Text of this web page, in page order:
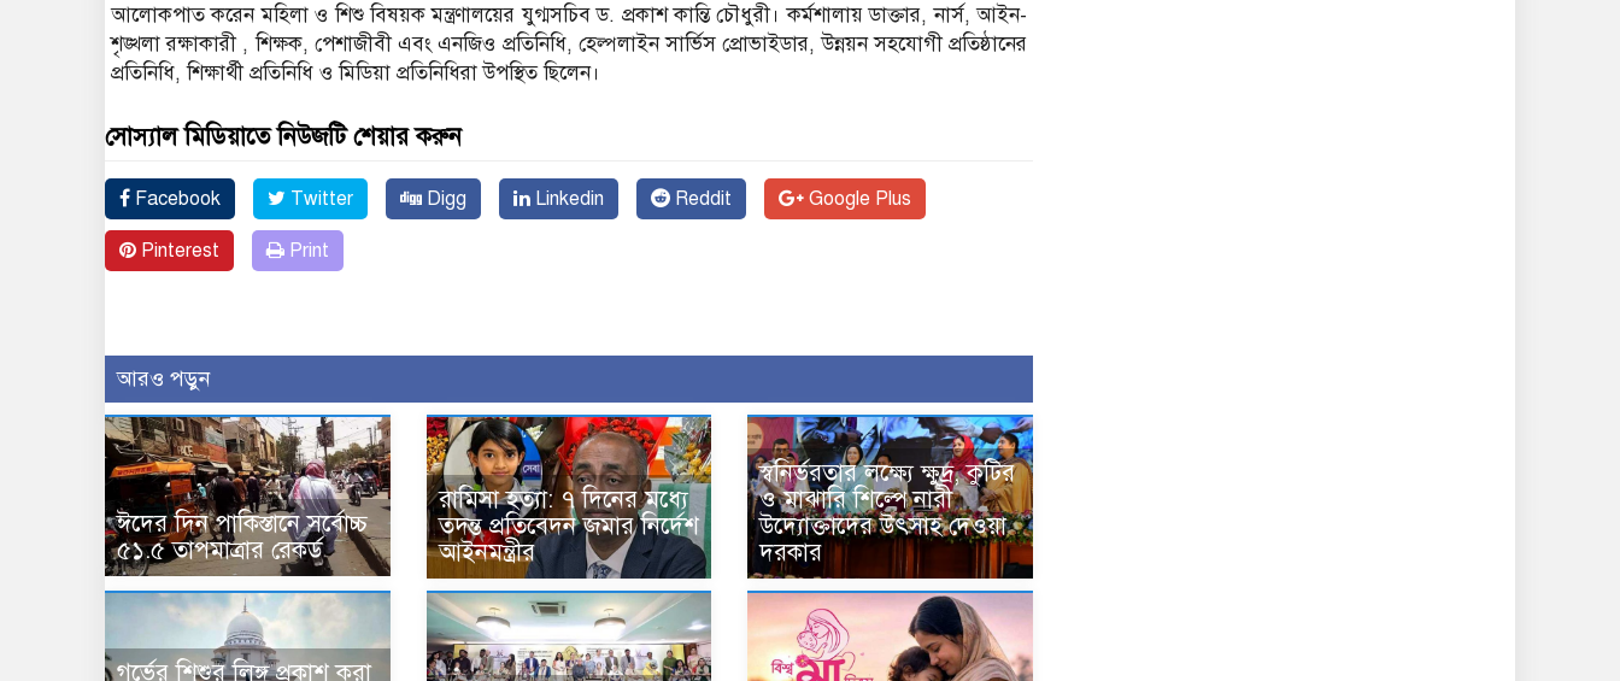
আলোকপাত করেন মহিলা ও শিশু বিষয়ক মন্ত্রণালয়ের যুগ্মসচিব ড. প্রকাশ কান্তি চৌধুরী। কর্মশালায় ডাক্তার, নার্স, আইন-
শৃঙ্খলা রক্ষাকারী , শিক্ষক, পেশাজীবী এবং এনজিও প্রতিনিধি, হেল্পলাইন সার্ভিস প্রোভাইডার, উন্নয়ন সহযোগী প্রতিষ্ঠানের
প্রতিনিধি, শিক্ষার্থী প্রতিনিধি ও মিডিয়া প্রতিনিধিরা উপস্থিত ছিলেন।
সোস্যাল মিডিয়াতে নিউজটি শেয়ার করুন
Facebook Twitter Digg Linkedin Reddit Google Plus
Pinterest Print
আরও পড়ুন
ঈদের দিন পাকিস্তানে সর্বোচ্চ
৫১.৫ তাপমাত্রার রেকর্ড
রামিসা হত্যা: ৭ দিনের মধ্যে
তদন্ত প্রতিবেদন জমার নির্দেশ
আইনমন্ত্রীর
স্বনির্ভরতার লক্ষ্যে ক্ষুদ্র, কুটির
ও মাঝারি শিল্পে নারী
উদ্যোক্তাদের উৎসাহ দেওয়া
দরকার
গর্ভের শিশুর লিঙ্গ প্রকাশ করা